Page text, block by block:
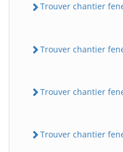
Trouver chantier
Trouver chantier
Trouver chantier
Trouver chantier